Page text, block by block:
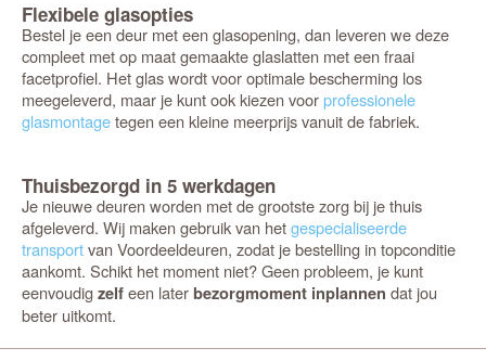
Flexibele glasopties
Bestel je een deur met een glasopening, dan leveren we deze
compleet met op maat gemaakte glaslatten met een fraai
facetprofiel. Het glas wordt voor optimale bescherming los
meegeleverd, maar je kunt ook kiezen voorprofessionele
glasmontagetegen een kleine meerprijs vanuit de fabriek.
Thuisbezorgd in 5 werkdagen
Je nieuwe deuren worden met de grootste zorg bij je thuis
afgeleverd. Wij maken gebruik van hetgespecialiseerde
transportvan Voordeeldeuren, zodat je bestelling in topconditie
aankomt. Schikt het moment niet? Geen probleem, je kunt
eenvoudigzelfeen laterbezorgmoment inplannen dat jou
beter uitkomt.